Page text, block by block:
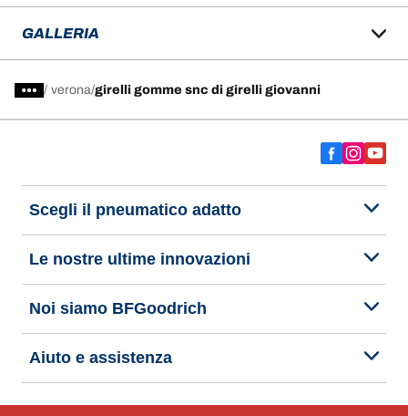
GALLERIA
/ verona girelli gomme snc di girelli giovanni
Scegli il pneumatico adatto
Le nostre ultime innovazioni
Noi siamo BFGoodrich
Aiuto e assistenza